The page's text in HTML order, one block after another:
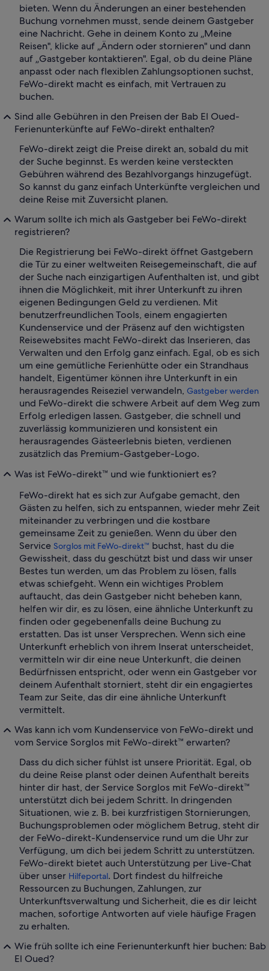
bieten. Wenn du Änderungen an einer bestehenden
Buchung vornehmen musst, sende deinem Gastgeber
eine Nachricht. Gehe in deinem Konto zu „Meine
Reisen", klicke auf „Ändern oder stornieren" und dann
auf „Gastgeber kontaktieren". Egal, ob du deine Pläne
anpasst oder nach flexiblen Zahlungsoptionen suchst,
FeWo-direkt macht es einfach, mit Vertrauen zu
buchen.
Sind alle Gebühren in den Preisen der Bab El Oued-
Ferienunterkünfte auf FeWo-direkt enthalten?
FeWo-direkt zeigt die Preise direkt an, sobald du mit
der Suche beginnst. Es werden keine versteckten
Gebühren während des Bezahlvorgangs hinzugefügt.
So kannst du ganz einfach Unterkünfte vergleichen und
deine Reise mit Zuversicht planen.
Warum sollte ich mich als Gastgeber bei FeWo-direkt
registrieren?
Die Registrierung bei FeWo-direkt öffnet Gastgebern
die Tür zu einer weltweiten Reisegemeinschaft, die auf
der Suche nach einzigartigen Aufenthalten ist, und gibt
ihnen die Möglichkeit, mit ihrer Unterkunft zu ihren
eigenen Bedingungen Geld zu verdienen. Mit
benutzerfreundlichen Tools, einem engagierten
Kundenservice und der Präsenz auf den wichtigsten
Reisewebsites macht FeWo-direkt das Inserieren, das
Verwalten und den Erfolg ganz einfach. Egal, ob es sich
um eine gemütliche Ferienhütte oder ein Strandhaus
handelt, Eigentümer können ihre Unterkunft in ein
herausragendes Reiseziel verwandeln, Gastgeber werden
und FeWo-direkt die schwere Arbeit auf dem Weg zum
Erfolg erledigen lassen. Gastgeber, die schnell und
zuverlässig kommunizieren und konsistent ein
herausragendes Gästeerlebnis bieten, verdienen
zusätzlich das Premium-Gastgeber-Logo.
Was ist FeWo-direkt™ und wie funktioniert es?
FeWo-direkt hat es sich zur Aufgabe gemacht, den
Gästen zu helfen, sich zu entspannen, wieder mehr Zeit
miteinander zu verbringen und die kostbare
gemeinsame Zeit zu genießen. Wenn du über den
Service Sorglos mit FeWo-direkt™ buchst, hast du die
Gewissheit, dass du geschützt bist und dass wir unser
Bestes tun werden, um das Problem zu lösen, falls
etwas schiefgeht. Wenn ein wichtiges Problem
auftaucht, das dein Gastgeber nicht beheben kann,
helfen wir dir, es zu lösen, eine ähnliche Unterkunft zu
finden oder gegebenenfalls deine Buchung zu
erstatten. Das ist unser Versprechen. Wenn sich eine
Unterkunft erheblich von ihrem Inserat unterscheidet,
vermitteln wir dir eine neue Unterkunft, die deinen
Bedürfnissen entspricht, oder wenn ein Gastgeber vor
deinem Aufenthalt storniert, steht dir ein engagiertes
Team zur Seite, das dir eine ähnliche Unterkunft
vermittelt.
Was kann ich vom Kundenservice von FeWo-direkt und
vom Service Sorglos mit FeWo-direkt™ erwarten?
Dass du dich sicher fühlst ist unsere Priorität. Egal, ob
du deine Reise planst oder deinen Aufenthalt bereits
hinter dir hast, der Service Sorglos mit FeWo-direkt™
unterstützt dich bei jedem Schritt. In dringenden
Situationen, wie z. B. bei kurzfristigen Stornierungen,
Buchungsproblemen oder möglichem Betrug, steht dir
der FeWo-direkt-Kundenservice rund um die Uhr zur
Verfügung, um dich bei jedem Schritt zu unterstützen.
FeWo-direkt bietet auch Unterstützung per Live-Chat
über unser Hilfeportal. Dort findest du hilfreiche
Ressourcen zu Buchungen, Zahlungen, zur
Unterkunftsverwaltung und Sicherheit, die es dir leicht
machen, sofortige Antworten auf viele häufige Fragen
zu erhalten.
Wie früh sollte ich eine Ferienunterkunft hier buchen: Bab
El Oued?